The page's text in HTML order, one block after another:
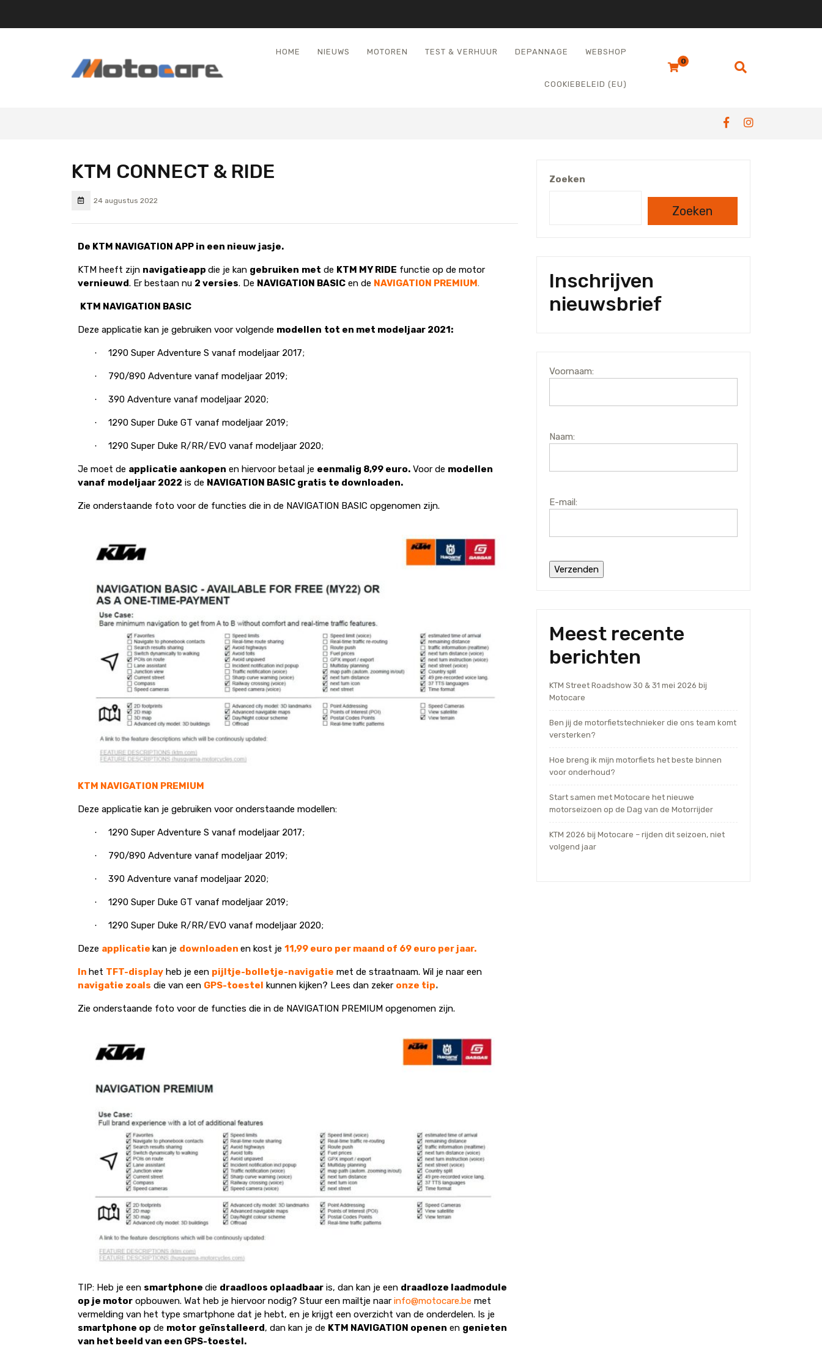
HOME NIEUWS MOTOREN TEST & VERHUUR DEPANNAGE WEBSHOP
COOKIEBELEID (EU)
0
KTM CONNECT & RIDE
24 augustus 2022
De KTM NAVIGATION APP in een nieuw jasje.
KTM heeft zijn navigatieapp die je kan gebruiken met de KTM MY RIDE functie op de motor
vernieuwd. Er bestaan nu 2 versies. De NAVIGATION BASIC en de NAVIGATION PREMIUM.
KTM NAVIGATION BASIC
Deze applicatie kan je gebruiken voor volgende modellen tot en met modeljaar 2021:
· 1290 Super Adventure S vanaf modeljaar 2017;
· 790/890 Adventure vanaf modeljaar 2019;
· 390 Adventure vanaf modeljaar 2020;
· 1290 Super Duke GT vanaf modeljaar 2019;
· 1290 Super Duke R/RR/EVO vanaf modeljaar 2020;
Je moet de applicatie aankopen en hiervoor betaal je eenmalig 8,99 euro. Voor de modellen
vanaf modeljaar 2022 is de NAVIGATION BASIC gratis te downloaden.
Zie onderstaande foto voor de functies die in de NAVIGATION BASIC opgenomen zijn.
KTM NAVIGATION PREMIUM
Deze applicatie kan je gebruiken voor onderstaande modellen:
· 1290 Super Adventure S vanaf modeljaar 2017;
· 790/890 Adventure vanaf modeljaar 2019;
· 390 Adventure vanaf modeljaar 2020;
· 1290 Super Duke GT vanaf modeljaar 2019;
· 1290 Super Duke R/RR/EVO vanaf modeljaar 2020;
Deze applicatie kan je downloaden en kost je 11,99 euro per maand of 69 euro per jaar.
In het TFT-display heb je een pijltje-bolletje-navigatie met de straatnaam. Wil je naar een
navigatie zoals die van een GPS-toestel kunnen kijken? Lees dan zeker onze tip.
Zie onderstaande foto voor de functies die in de NAVIGATION PREMIUM opgenomen zijn.
TIP: Heb je een smartphone die draadloos oplaadbaar is, dan kan je een draadloze laadmodule
op je motor opbouwen. Wat heb je hiervoor nodig? Stuur een mailtje naar info@motocare.be met
vermelding van het type smartphone dat je hebt, en je krijgt een overzicht van de onderdelen. Is je
smartphone op de motor geïnstalleerd, dan kan je de KTM NAVIGATION openen en genieten
van het beeld van een GPS-toestel.
Zoeken
Zoeken
Inschrijven
nieuwsbrief
Voornaam:
Naam:
E-mail:
Meest recente
berichten
KTM Street Roadshow 30 & 31 mei 2026 bij
Motocare
Ben jij de motorfietstechnieker die ons team komt
versterken?
Hoe breng ik mijn motorfiets het beste binnen
voor onderhoud?
Start samen met Motocare het nieuwe
motorseizoen op de Dag van de Motorrijder
KTM 2026 bij Motocare – rijden dit seizoen, niet
volgend jaar